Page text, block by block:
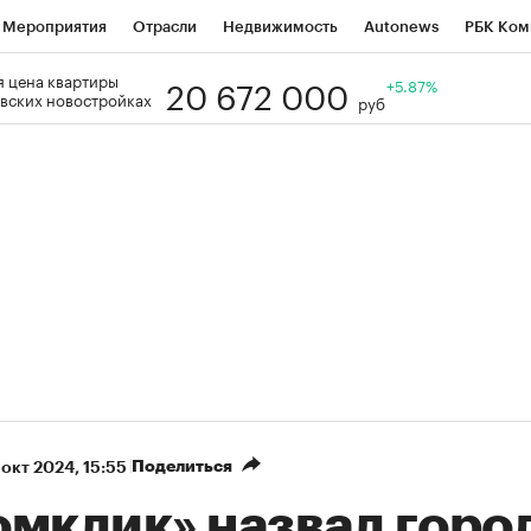
Мероприятия Отрасли Недвижимость Autonews РБК
Визионеры
цена квартиры
новостройках
20 672 000 руб
+5.87%
2024, 15:55 Поделиться